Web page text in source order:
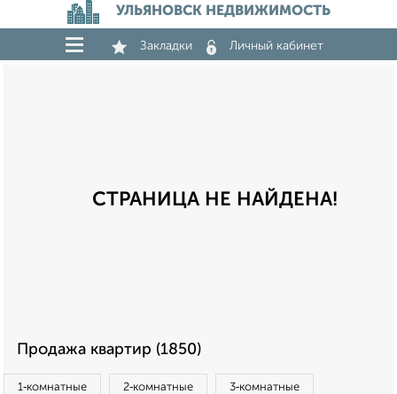
УЛЬЯНОВСК НЕДВИЖИМОСТЬ
Закладки Личный кабинет
СТРАНИЦА НЕ НАЙДЕНА!
Продажа квартир (1850)
1‑комнатные 2‑комнатные 3‑комнатные